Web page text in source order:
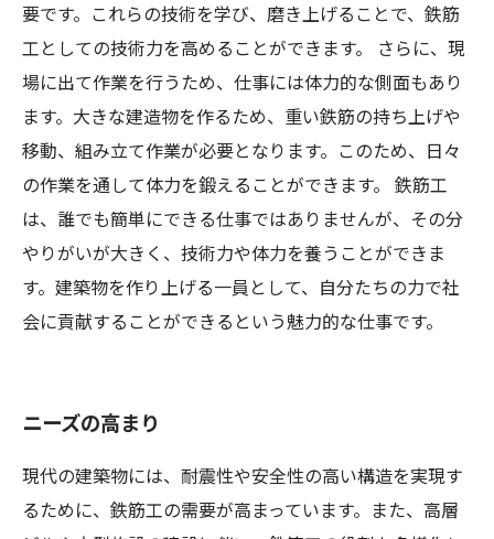
要です。これらの技術を学び、磨き上げることで、鉄筋
工としての技術力を高めることができます。 さらに、現
場に出て作業を行うため、仕事には体力的な側面もあり
ます。大きな建造物を作るため、重い鉄筋の持ち上げや
移動、組み立て作業が必要となります。このため、日々
の作業を通して体力を鍛えることができます。 鉄筋工
は、誰でも簡単にできる仕事ではありませんが、その分
やりがいが大きく、技術力や体力を養うことができま
す。建築物を作り上げる一員として、自分たちの力で社
会に貢献することができるという魅力的な仕事です。
ニーズの高まり
現代の建築物には、耐震性や安全性の高い構造を実現す
るために、鉄筋工の需要が高まっています。また、高層